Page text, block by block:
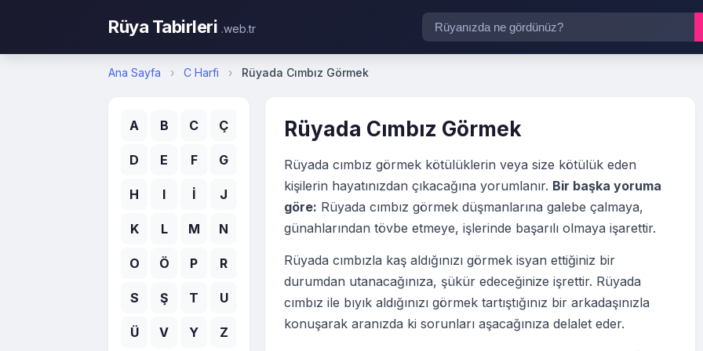
Rüya Tabirleri .web.tr
Ana Sayfa › C Harfi › Rüyada Cımbız Görmek
A B C Ç
D E F G
H I İ J
K L M N
O Ö P R
S Ş T U
Ü V Y Z
Rüyada Cımbız Görmek
Rüyada cımbız görmek kötülüklerin veya size kötülük eden
kişilerin hayatınızdan çıkacağına yorumlanır. Bir başka yoruma
göre: Rüyada cımbız görmek düşmanlarına galebe çalmaya,
günahlarından tövbe etmeye, işlerinde başarılı olmaya işarettir.
Rüyada cımbızla kaş aldığınızı görmek isyan ettiğiniz bir
durumdan utanacağınıza, şükür edeceğinize işrettir. Rüyada
cımbız ile bıyık aldığınızı görmek tartıştığınız bir arkadaşınızla
konuşarak aranızda ki sorunları aşacağınıza delalet eder.